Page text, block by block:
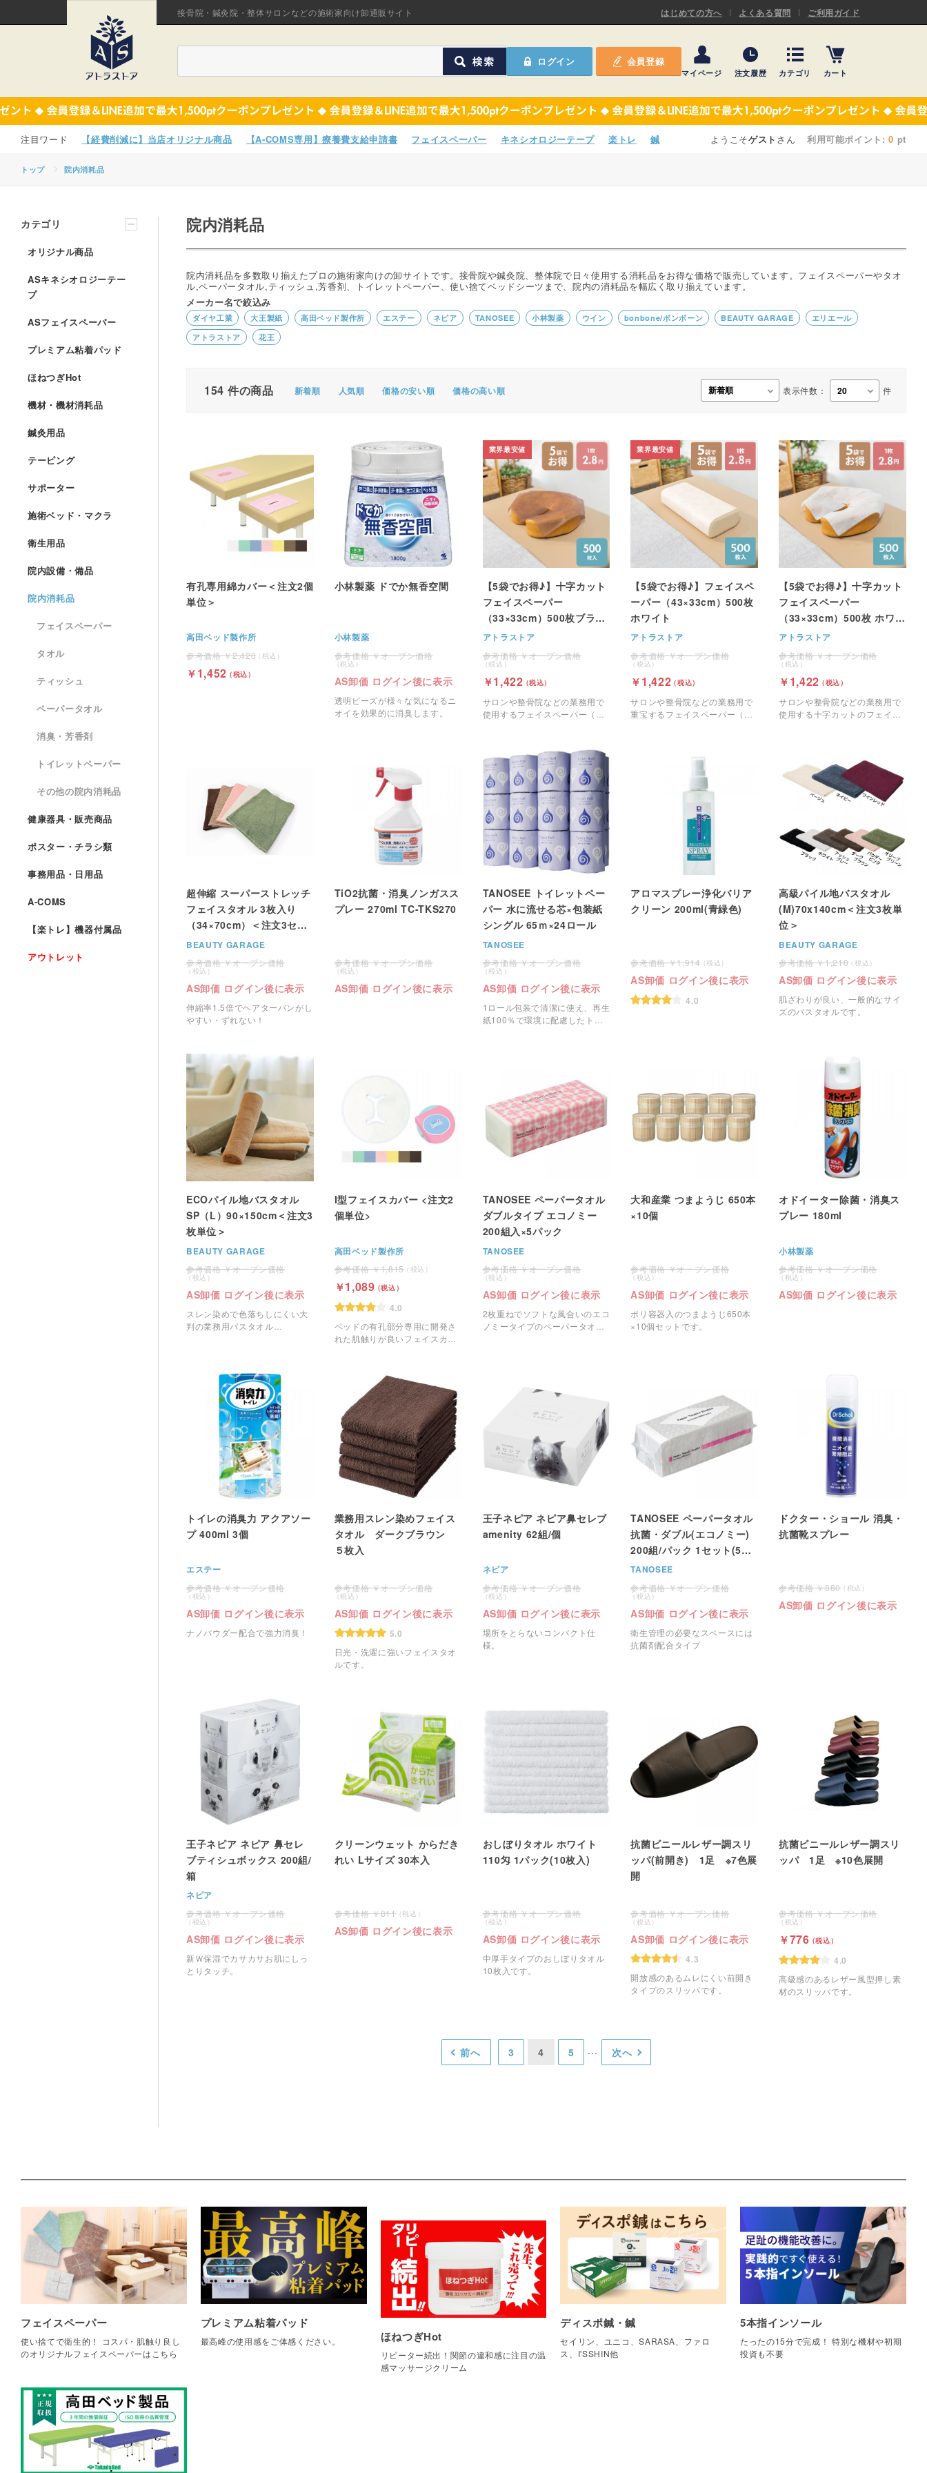
接骨院・鍼灸院・整体サロンなどの施術家向け卸通販サイト はじめての方へ よくある質問 ご利用ガイド
ログイン 会員登録
マイページ 注文履歴 カテゴリ
オリジナル商品 ASキネシオロジーテープ
院内消耗品 健康器具・販売商品
ポスター・チラシ類 事務用品・日用品
カート
【経費削減に】当店オリジナル商品 【A-COMS専用】療養費支給申請書 フェイスペーパー キネシオロジーテープ 楽トレ 鍼 ようこそゲスト さん 利用可能ポイント:0 pt
トップ 院内消耗品
院内消耗品
院内消耗品を多数取り揃えたプロの施術家向けの卸サイトです。接骨院や鍼灸院、整体院で日々使用する消耗品をお得な価格で販売しています。フェイスペーパーやタオ
ル,ペーパータオル,ティッシュ,芳香剤、トイレットペーパー、使い捨てベッドシーツまで、院内の消耗品を幅広く取り揃えています。
メーカー名で絞込み
ダイヤ工業 大王製紙 高田ベッド製作所 エステー ネピア TANOSEE 小林製薬 ウイン bonbone/ボンボーン BEAUTY GARAGE
エリエール
アトラストア
花王
154 件の商品 新着順 人気順 価格の安い順 価格の高い順 表示件数： 件
有孔専用綿カバー＜注文2個
単位＞
高田ベッド製作所
2,420
1,452
小林製薬 ドでか無香空間
小林製薬
オープン価格
AS卸価 ログイン後に表示
透明ビーズが様々な気になるニ
オイを効果的に消臭します。
【5袋でお得♪】十字カット
フェイスペーパー
（33×33cm）500枚ブラウ
ン
アトラストア
オープン価格
1,422
サロンや整骨院などの業務用で
使用するフェイスペーパー（十
業界最安値
【5袋でお得♪】フェイスペ
ーパー（43×33cm）500枚
ホワイト
アトラストア
オープン価格
1,422
サロンや整骨院などの業務用で
重宝するフェイスペーパー（ピ
業界最安値
【5袋でお得♪】十字カット
フェイスペーパー
（33×33cm）500枚 ホワイ
ト
アトラストア
オープン価格
1,422
サロンや整骨院などの業務用で
使用する十字カットのフェイス
超伸縮 スーパーストレッチ
フェイスタオル 3枚入り
（34×70cm）＜注文3セッ
ト単位＞
BEAUTY GARAGE
オープン価格
AS卸価 ログイン後に表示
伸縮率1.5倍でヘアターバンがし
やすい・ずれない！
TiO2抗菌・消臭ノンガスス
プレー 270ml TC-TKS270
オープン価格
AS卸価 ログイン後に表示
TANOSEE トイレットペー
パー 水に流せる芯×包装紙
シングル 65ｍ×24ロール
TANOSEE
オープン価格
AS卸価 ログイン後に表示
1ロール包装で清潔に使え、再生
紙100％で環境に配慮したトイ
アロマスプレー浄化バリア
クリーン 200ml(青緑色)
1,914
AS卸価 ログイン後に表示
4.0
高級パイル地バスタオル
(M)70x140cm＜注文3枚単
位＞
BEAUTY GARAGE
1,210
AS卸価 ログイン後に表示
肌ざわりが良い、一般的なサイ
ズのバスタオルです。
ECOパイル地バスタオル
SP（L）90×150cm＜注文3
枚単位＞
BEAUTY GARAGE
オープン価格
AS卸価 ログイン後に表示
スレン染めで色落ちしにくい大
判の業務用バスタオル
I型フェイスカバー <注文2
個単位>
高田ベッド製作所
1,815
1,089
4.0
ベッドの有孔部分専用に開発さ
れた肌触りが良いフェイスカバ
TANOSEE ペーパータオル
ダブルタイプ エコノミー
200組入×5パック
TANOSEE
オープン価格
AS卸価 ログイン後に表示
2枚重ねでソフトな風合いのエコ
ノミータイプのペーパータオル
大和産業 つまようじ 650本
×10個
オープン価格
AS卸価 ログイン後に表示
ポリ容器入のつまようじ650本
×10個セットです。
オドイーター除菌・消臭ス
プレー 180ml
小林製薬
オープン価格
AS卸価 ログイン後に表示
トイレの消臭力 アクアソー
プ 400ml 3個
エステー
オープン価格
AS卸価 ログイン後に表示
ナノパウダー配合で強力消臭！
業務用スレン染めフェイス
タオル ダークブラウン
５枚入
オープン価格
AS卸価 ログイン後に表示
5.0
日光・洗濯に強いフェイスタオ
ルです。
王子ネピア ネピア鼻セレブ
amenity 62組/個
ネピア
オープン価格
AS卸価 ログイン後に表示
場所をとらないコンパクト仕
様。
TANOSEE ペーパータオル
抗菌・ダブル(エコノミー)
200組/パック 1セット(5パ
ック)
TANOSEE
オープン価格
AS卸価 ログイン後に表示
衛生管理の必要なスペースには
抗菌剤配合タイプ
ドクター・ショール 消臭・
抗菌靴スプレー
880
AS卸価 ログイン後に表示
王子ネピア ネピア 鼻セレ
ブティシュボックス 200組/
箱
ネピア
オープン価格
AS卸価 ログイン後に表示
新Ｗ保湿でカサカサお肌にしっ
とりタッチ。
クリーンウェット からだき
れい Lサイズ 30本入
811
AS卸価 ログイン後に表示
おしぼりタオル ホワイト
110匁 1パック(10枚入)
オープン価格
AS卸価 ログイン後に表示
中厚手タイプのおしぼりタオル
10枚入です。
抗菌ビニールレザー調スリ
ッパ(前開き) 1足 ※7色展
開
オープン価格
AS卸価 ログイン後に表示
4.3
開放感のあるムレにくい前開き
タイプのスリッパです。
抗菌ビニールレザー調スリ
ッパ 1足 ※10色展開
オープン価格
776
4.0
高級感のあるレザー風型押し素
材のスリッパです。
前へ 3 4 5 次へ
カテゴリ
オリジナル商品
ASキネシオロジーテー
プ
ASフェイスペーパー
プレミアム粘着パッド
ほねつぎHot
機材・機材消耗品
鍼灸用品
テーピング
サポーター
施術ベッド・マクラ
衛生用品
院内設備・備品
院内消耗品
フェイスペーパー
タオル
ティッシュ
ペーパータオル
消臭・芳香剤
トイレットペーパー
その他の院内消耗品
健康器具・販売商品
ポスター・チラシ類
事務用品・日用品
A-COMS
【楽トレ】機器付属品
アウトレット
フェイスペーパー
使い捨てで衛生的！ コスパ・肌触り良し
のオリジナルフェイスペーパーはこちら
プレミアム粘着パッド
最高峰の使用感をご体感ください。 ほねつぎHot
リピーター続出！関節の違和感に注目の温
感マッサージクリーム
ディスポ鍼・鍼
セイリン、ユニコ、SARASA、ファロ
ス、I'SSHIN他
5本指インソール
たったの15分で完成！ 特別な機材や初期
投資も不要
ほねつぎHot 機材・機材消耗品
鍼灸用品 テーピング
サポーター 施術ベッド・マクラ
A-COMS 【楽トレ】機器付属品
アウトレット